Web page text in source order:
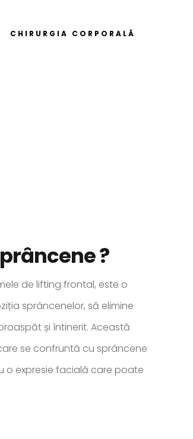
CHIRURGIA CORPORALĂ
?
de lifting frontal, este o
sprâncenelor, să elimine
și întinerit. Această
se confruntă cu sprâncene
o expresie facială care poate